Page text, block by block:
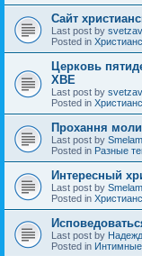
Сайт
Last post by
Posted in
Церковь
ХВЕ
Last post by
Posted in
Прохання
Last post by
Posted in Разные
Интересный
Last post by
Posted in
Last post by
Posted in